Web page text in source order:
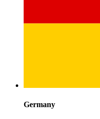
Germany